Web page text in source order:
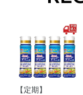
【定期】